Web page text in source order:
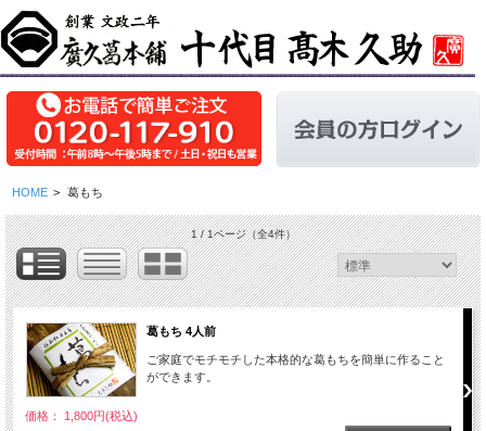
HOME > 葛もち
1 / 1ページ（全4件）
葛もち 4人前
ご家庭でモチモチした本格的な葛もちを簡単に作ること
ができます。
価格： 1,800円(税込)